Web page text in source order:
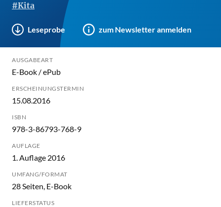
#Kita
Leseprobe zum Newsletter anmelden
AUSGABEART
E-Book / ePub
ERSCHEINUNGSTERMIN
15.08.2016
ISBN
978-3-86793-768-9
AUFLAGE
1. Auflage 2016
UMFANG/FORMAT
28 Seiten, E-Book
LIEFERSTATUS